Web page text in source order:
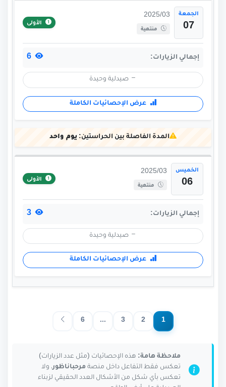
الجمعة
07
2025/03
منتهية
الأولى
إجمالي الزيارات:
صيدلية وحيدة
عرض الإحصائيات الكاملة
المدة الفاصلة بين الحراستين: يوم واحد
الخميس
06
2025/03
منتهية
الأولى
إجمالي الزيارات:
صيدلية وحيدة
عرض الإحصائيات الكاملة
1
2
3
...
6
ملاحظة هامة: هذه الإحصائيات (مثل عدد الزيارات)
تعكس فقط التفاعل داخل منصة مرحباناظور، ولا
تعكس بأي شكل من الأشكال العدد الحقيقي لزبناء